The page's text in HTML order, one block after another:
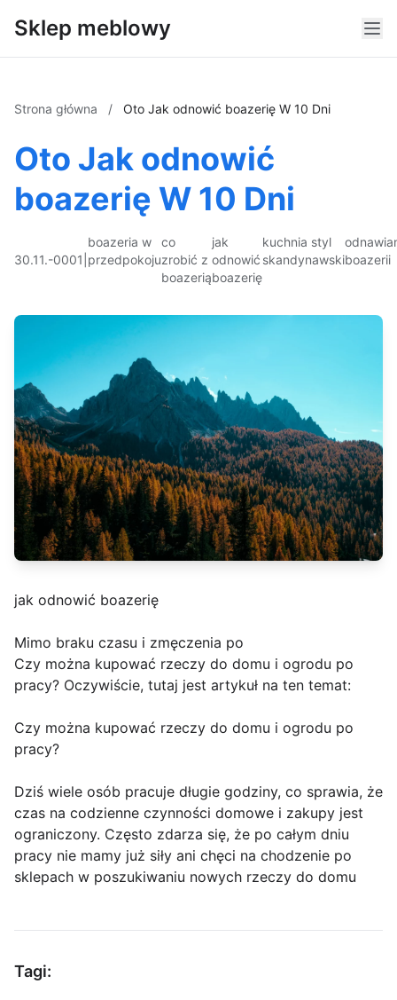
Sklep meblowy
Strona główna / Oto Jak odnowić boazerię W 10 Dni
Oto Jak odnowić
boazerię W 10 Dni
30.11.-0001
boazeria w
przedpokoju
co
zrobić z
boazerią
jak
odnowić
boazerię
kuchnia styl
skandynawskiboazerii
jak odnowić boazerię
Mimo braku czasu i zmęczenia po
Czy można kupować rzeczy do domu i ogrodu po
pracy? Oczywiście, tutaj jest artykuł na ten temat:
Czy można kupować rzeczy do domu i ogrodu po
pracy?
Dziś wiele osób pracuje długie godziny, co sprawia, że
czas na codzienne czynności domowe i zakupy jest
ograniczony. Często zdarza się, że po całym dniu
pracy nie mamy już siły ani chęci na chodzenie po
sklepach w poszukiwaniu nowych rzeczy do domu
Tagi: